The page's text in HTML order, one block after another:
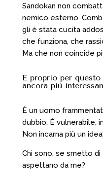
Sandokan non
nemico esterno.
gli è stata cucita
che funziona, che
Ma che non coincide
E proprio per
ancora più
È un uomo
dubbio. È vulnerabile,
Non incarna più un
Chi sono, se smetto
aspettano da me?